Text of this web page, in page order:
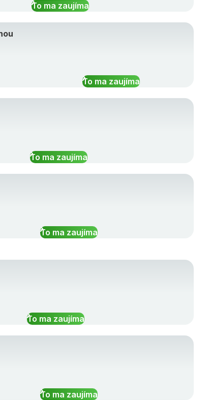
To ma zaujíma
To ma zaujíma
To ma zaujíma
To ma zaujíma
To ma zaujíma
To ma zaujíma